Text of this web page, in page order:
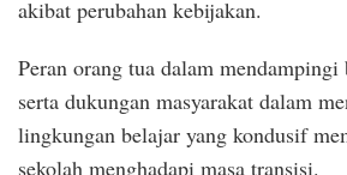
akibat perubahan kebijakan.
Peran orang tua dalam
serta dukungan masyarakat dalam
lingkungan belajar yang kondusif
sekolah menghadapi masa transisi.